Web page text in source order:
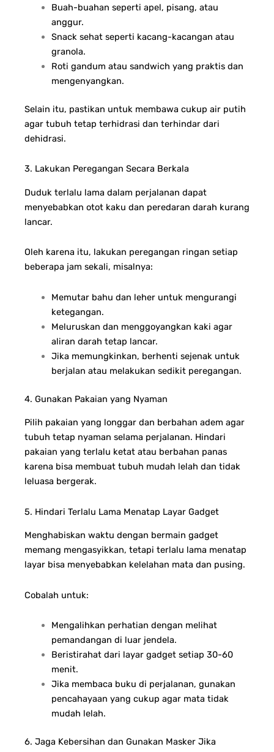
Buah-buahan seperti apel, pisang, atau
anggur.
Snack sehat seperti kacang-kacangan atau
granola.
Roti gandum atau sandwich yang praktis dan
mengenyangkan.
Selain itu, pastikan untuk membawa cukup air putih
agar tubuh tetap terhidrasi dan terhindar dari
dehidrasi.
3. Lakukan Peregangan Secara Berkala
Duduk terlalu lama dalam perjalanan dapat
menyebabkan otot kaku dan peredaran darah kurang
lancar.
Oleh karena itu, lakukan peregangan ringan setiap
beberapa jam sekali, misalnya:
Memutar bahu dan leher untuk mengurangi
ketegangan.
Meluruskan dan menggoyangkan kaki agar
aliran darah tetap lancar.
Jika memungkinkan, berhenti sejenak untuk
berjalan atau melakukan sedikit peregangan.
4. Gunakan Pakaian yang Nyaman
Pilih pakaian yang longgar dan berbahan adem agar
tubuh tetap nyaman selama perjalanan. Hindari
pakaian yang terlalu ketat atau berbahan panas
karena bisa membuat tubuh mudah lelah dan tidak
leluasa bergerak.
5. Hindari Terlalu Lama Menatap Layar Gadget
Menghabiskan waktu dengan bermain gadget
memang mengasyikkan, tetapi terlalu lama menatap
layar bisa menyebabkan kelelahan mata dan pusing.
Cobalah untuk:
Mengalihkan perhatian dengan melihat
pemandangan di luar jendela.
Beristirahat dari layar gadget setiap 30-60
menit.
Jika membaca buku di perjalanan, gunakan
pencahayaan yang cukup agar mata tidak
mudah lelah.
6. Jaga Kebersihan dan Gunakan Masker Jika